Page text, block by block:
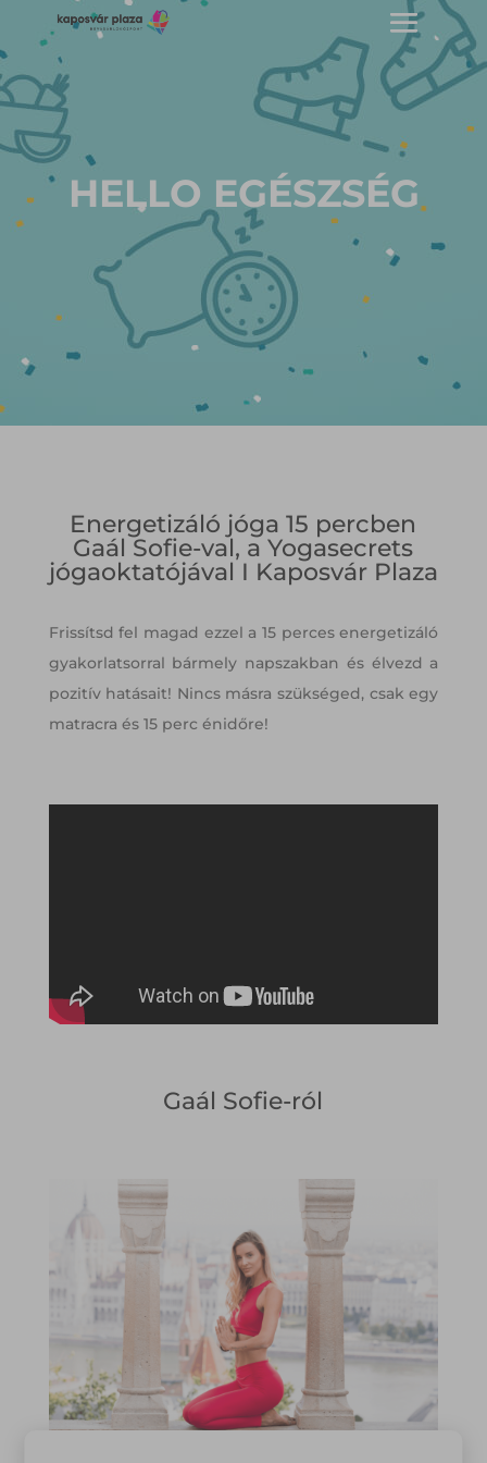
HELLO EGÉSZSÉG
Energetizáló jóga 15 percben
Gaál Sofie-val, a Yogasecrets
jógaoktatójával I Kaposvár Plaza
Frissítsd fel magad ezzel a 15 perces energetizáló
gyakorlatsorral bármely napszakban és élvezd a
pozitív hatásait! Nincs másra szükséged, csak egy
matracra és 15 perc énidőre!
Gaál Sofie-ról